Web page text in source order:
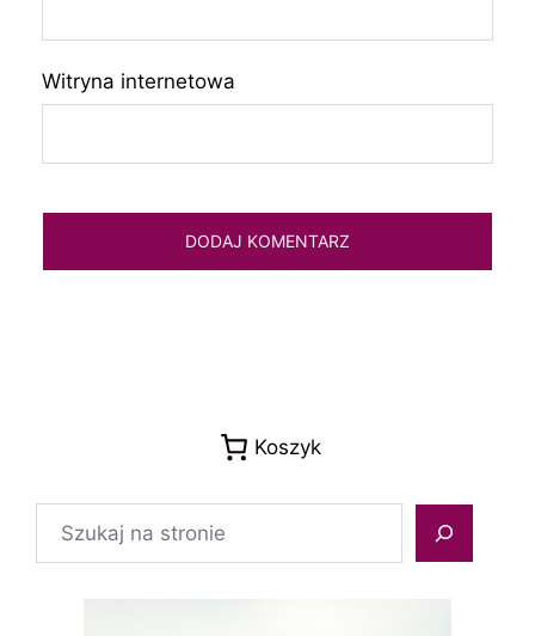
Witryna internetowa
Koszyk